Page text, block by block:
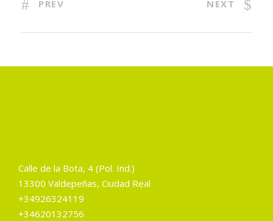
PREV NEXT
Calle de la Bota, 4 (Pol. Ind.)
13300 Valdepeñas, Ciudad Real
+34926324119
+34620132756